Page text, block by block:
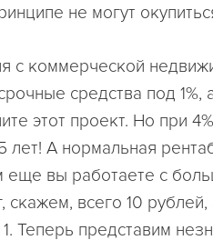
не могут
с коммерческой
средства под 1%,
этот проект. Но при
лет! А нормальная
еще вы работаете с
скажем, всего 10 рублей,
1. Теперь представим